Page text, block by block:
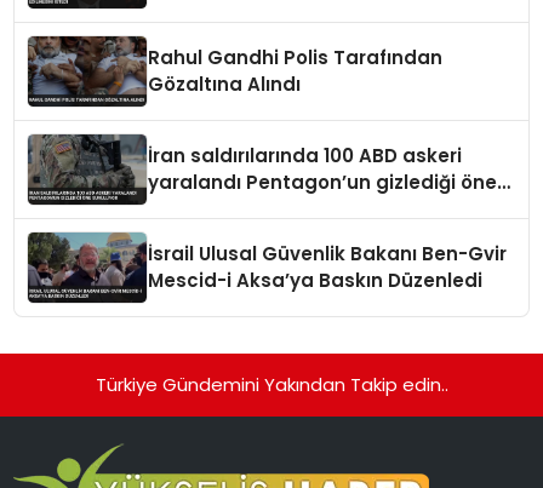
Rahul Gandhi Polis Tarafından
Gözaltına Alındı
İran saldırılarında 100 ABD askeri
yaralandı Pentagon’un gizlediği öne
İsrail Ulusal Güvenlik Bakanı Ben-Gvir
Mescid-i Aksa’ya Baskın Düzenledi
Türkiye Gündemini Yakından Takip edin..